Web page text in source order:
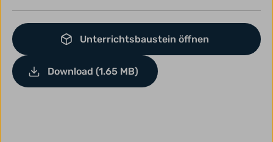
Unterrichtsbaustein öffnen
Download (1.65 MB)